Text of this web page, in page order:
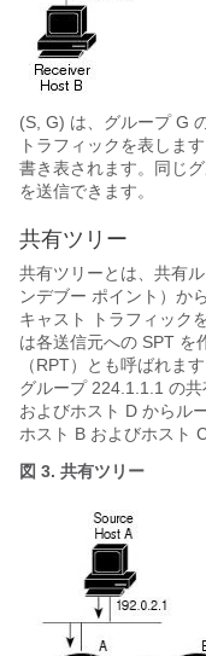
(S, G) は、グループ G
トラフィックを表しま
書き表されます。同じ
を送信できます。
共有ツリー
共有ツリーとは、共有
ンデブー ポイント）か
キャスト トラフィック
は各送信元への SPT を
（RPT）とも呼ばれま
グループ 224.1.1.1 の
およびホスト D からル
ホスト B およびホスト
図 3. 共有ツリー